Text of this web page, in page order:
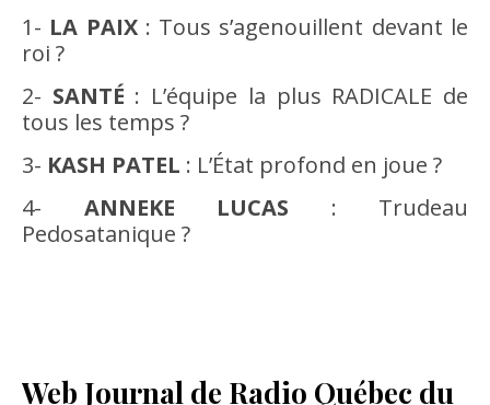
1- LA PAIX : Tous s’agenouillent devant le
roi ?
2- SANTÉ : L’équipe la plus RADICALE de
tous les temps ?
3- KASH PATEL : L’État profond en joue ?
4- ANNEKE LUCAS : Trudeau
Pedosatanique ?
Web Journal de Radio Québec du